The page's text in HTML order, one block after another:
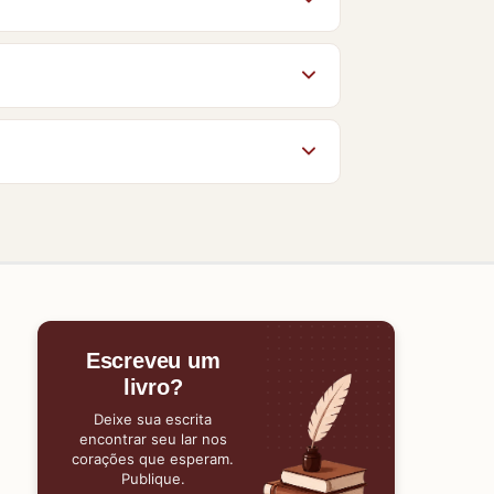
nesta página.
conhecem o Baixe Livros e ajudam
Escreveu um
livro?
Deixe sua escrita
encontrar seu lar nos
corações que esperam.
Publique.